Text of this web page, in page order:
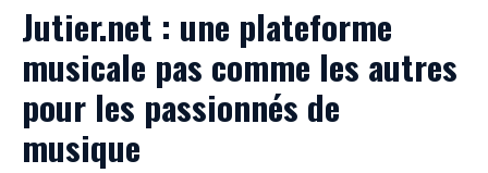
Jutier.net : une plateforme
musicale pas comme les autres
pour les passionnés de
musique